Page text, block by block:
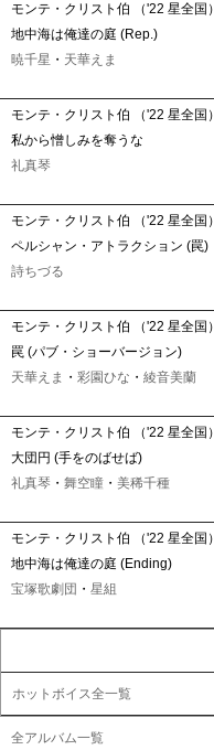
モンテ・クリスト伯 （'22 星全国）
地中海は俺達の庭 (Rep.)
暁千星 ・ 天華えま
モンテ・クリスト伯 （'22 星全国）
私から憎しみを奪うな
礼真琴
モンテ・クリスト伯 （'22 星全国）
ペルシャン・アトラクション (罠)
詩ちづる
モンテ・クリスト伯 （'22 星全国）
罠 (パブ・ショーバージョン)
天華えま ・ 彩園ひな ・ 綾音美蘭
モンテ・クリスト伯 （'22 星全国）
大団円 (手をのばせば)
礼真琴 ・ 舞空瞳 ・ 美稀千種
モンテ・クリスト伯 （'22 星全国）
地中海は俺達の庭 (Ending)
宝塚歌劇団 ・ 星組
ホットボイス全一覧
全アルバム一覧